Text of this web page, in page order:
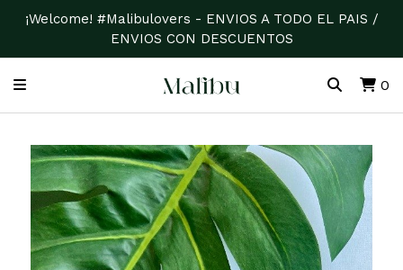
¡Welcome! #Malibulovers - ENVIOS A TODO EL PAIS /
ENVIOS CON DESCUENTOS
0